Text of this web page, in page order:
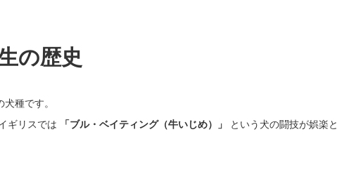
の歴史
種です。
ギリスでは
「ブル・ベイティング（牛いじめ）」
という犬の闘技が娯楽と